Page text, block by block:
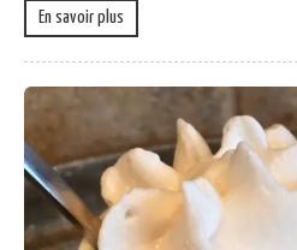
En savoir plus